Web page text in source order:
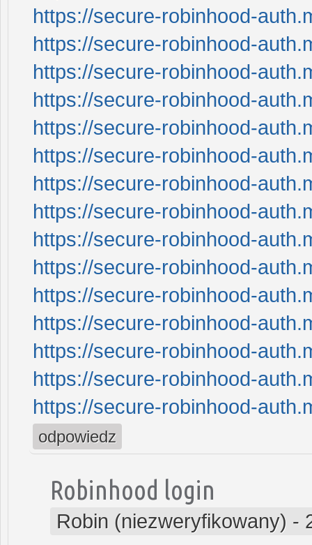
https://secure-robinhood-
https://secure-robinhood-
https://secure-robinhood-
https://secure-robinhood-
https://secure-robinhood-
https://secure-robinhood-
https://secure-robinhood-
https://secure-robinhood-
https://secure-robinhood-
https://secure-robinhood-
https://secure-robinhood-
https://secure-robinhood-
https://secure-robinhood-
https://secure-robinhood-
https://secure-robinhood-
odpowiedz
Robinhood login
Robin (niezweryfikowany) -